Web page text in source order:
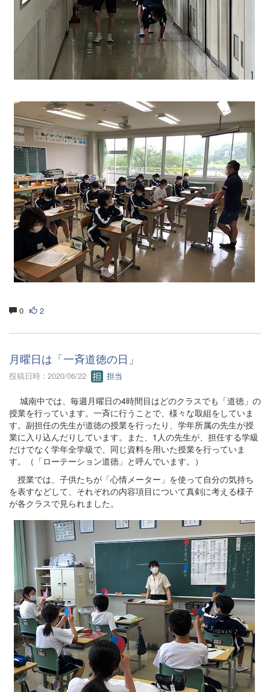
0 2
月曜日は「一斉道徳の日」
投稿日時 : 2020/06/22 担当
城南中では、毎週月曜日の4時間目はどのクラスでも「道徳」の
授業を行っています。一斉に行うことで、様々な取組をしていま
す。副担任の先生が道徳の授業を行ったり、学年所属の先生が授
業に入り込んだりしています。また、1人の先生が、担任する学級
だけでなく学年全学級で、同じ資料を用いた授業を行っていま
す。（「ローテーション道徳」と呼んでいます。）
授業では、子供たちが「心情メーター」を使って自分の気持ち
を表すなどして、それぞれの内容項目について真剣に考える様子
が各クラスで見られました。